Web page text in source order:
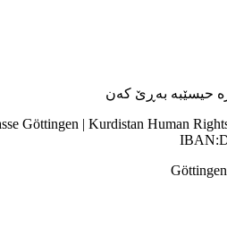
حیسێبە بەڕێ کەن
Göttingen | Kurdistan Human